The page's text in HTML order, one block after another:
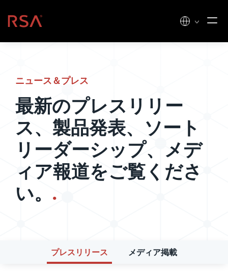
ホーム
ニュース＆プレス
最新のプレスリリー
ス、製品発表、ソート
リーダーシップ、メデ
ィア報道をご覧くださ
い。 .
プレスリリース メディア掲載